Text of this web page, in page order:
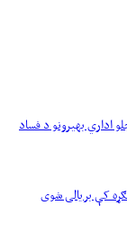
اداري بهیرونو د فساد
کې بریالی شوی